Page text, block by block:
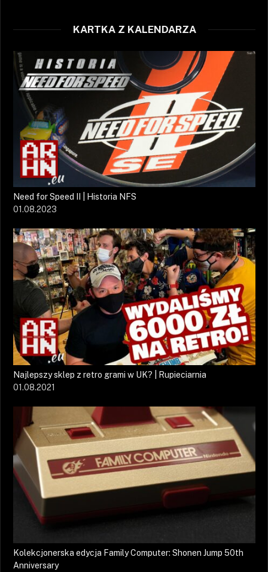
KARTKA Z KALENDARZA
Need for Speed II | Historia NFS
01.08.2023
Najlepszy sklep z retro grami w UK? | Rupieciarnia
01.08.2021
Kolekcjonerska edycja Family Computer: Shonen Jump 50th
Anniversary